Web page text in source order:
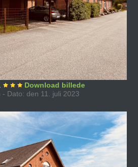
Download billede
Dato: den 11. juli 2023